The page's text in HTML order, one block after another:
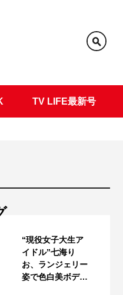
TV LIFE最新号
“現役女子大生ア
イドル”七海り
お、ランジェリー
姿で色白美ボデ…